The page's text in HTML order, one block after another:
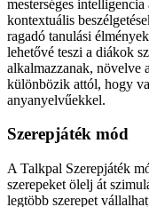
mesterséges
kontextuális
ragadó tanulási
lehetővé teszi a diákok
alkalmazzanak, növelve
különbözik attól, hogy
anyanyelvűekkel.
Szerepjáték mód
A Talkpal Szerepjáték
szerepeket ölelj át
legtöbb szerepet